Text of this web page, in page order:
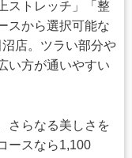
ストレッチ」「整
スから選択可能な
店。ツラい部分や
い方が通いやすい
さらなる美しさを
ースなら1,100